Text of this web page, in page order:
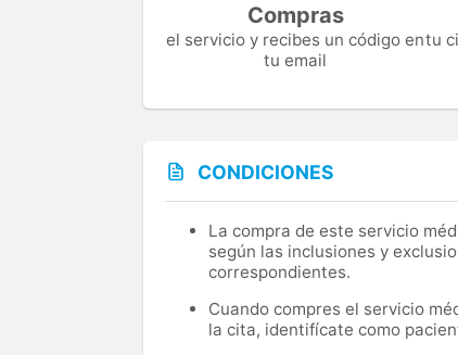
Compras
el servicio y recibes un código en
tu email
tu
CONDICIONES
La compra de este servicio
según las inclusiones y
correspondientes.
Cuando compres el servicio
la cita, identifícate como